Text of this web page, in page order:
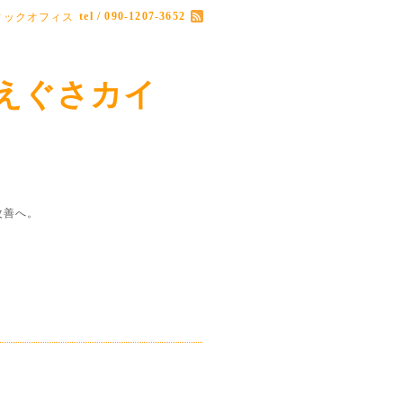
クオフィス tel / 090-1207-3652
ぐさカイ
へ。